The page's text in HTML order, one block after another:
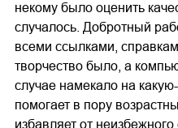
некому было оценить
случалось. Добротный
всеми ссылками,
творчество было, а
случае намекало на
помогает в пору
избавляет от